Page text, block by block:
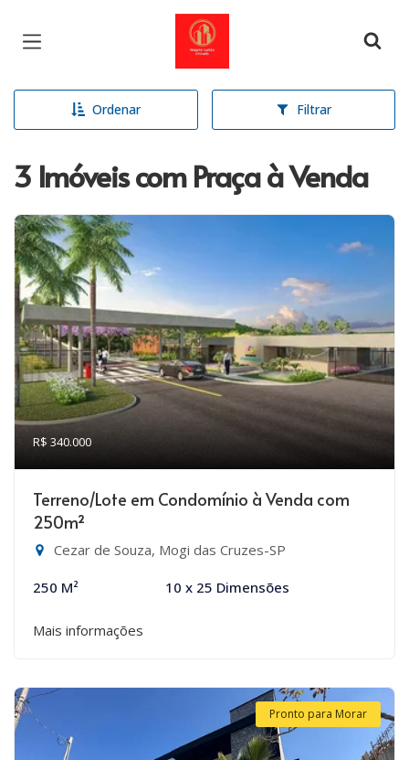
Página inicial
Ordenar Filtrar
3 Imóveis com Praça à Venda
R$ 340.000
Terreno/Lote em Condomínio à Venda com
250m²
Cezar de Souza, Mogi das Cruzes-SP
250 M² 10 x 25 Dimensões
Mais informações
Pronto para Morar